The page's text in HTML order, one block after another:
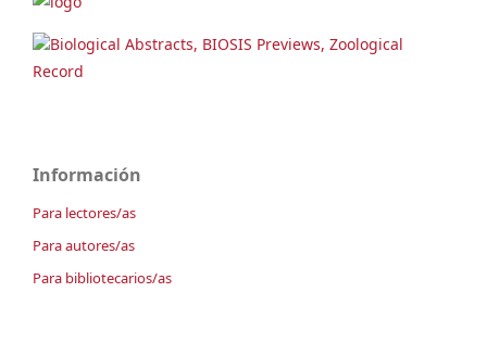
Biological Abstracts, BIOSIS Previews, Zoological
Record
Información
Para lectores/as
Para autores/as
Para bibliotecarios/as